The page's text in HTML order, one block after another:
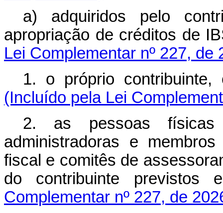
a) adquiridos pelo
apropriação de créditos
Lei Complementar nº 227, de
1. o próprio
(Incluído pela Lei
2. as pessoas físicas
administradoras e
fiscal e comitês de
do contribuinte
Complementar nº 227, de